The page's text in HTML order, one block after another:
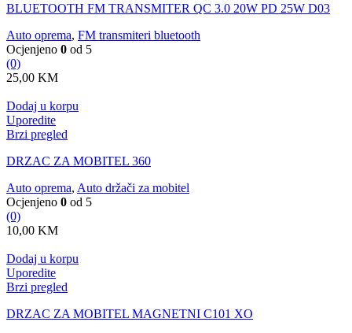
BLUETOOTH FM TRANSMITER QC 3.0 20W PD 25W D03
Auto oprema, FM transmiteri bluetooth
Ocjenjeno 0 od 5
(0)
25,00 KM
Dodaj u korpu
Uporedite
Brzi pregled
DRZAC ZA MOBITEL 360
Auto oprema, Auto držači za mobitel
Ocjenjeno 0 od 5
(0)
10,00 KM
Dodaj u korpu
Uporedite
Brzi pregled
DRZAC ZA MOBITEL MAGNETNI C101 XO